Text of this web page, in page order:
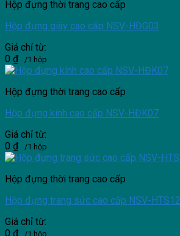
Hộp đựng thời trang cao cấp
Hộp đựng giày cao cấp NSV-HĐG03
Giá chỉ từ:
0 ₫ /1 hộp
Hộp đựng thời trang cao cấp
Hộp đựng kính cao cấp NSV-HĐK07
Giá chỉ từ:
0 ₫ /1 hộp
Hộp đựng thời trang cao cấp
Hộp đựng trang sức cao cấp NSV-HTS12
Giá chỉ từ:
0 ₫ /1 hộp